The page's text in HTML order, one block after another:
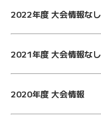
2022年度 大会情報なし
2021年度 大会情報なし
2020年度 大会情報